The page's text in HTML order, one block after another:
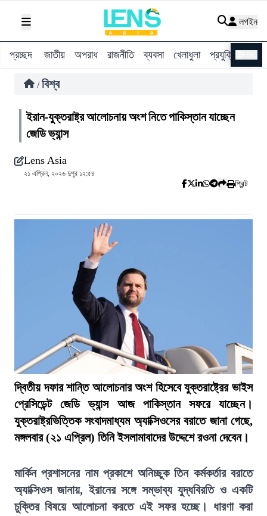
লগইন
প্রচ্ছদ জাতীয় অপরাধ রাজনীতি ব্যবসা খেলাধুলা প্রযুক্তি
/ বিশ্ব
ইরান-যুক্তরাষ্ট্র আলোচনায় অংশ নিতে পাকিস্তান যাচ্ছেন
জেডি ভ্যান্স
Lens Asia
২১ এপ্রিল, ২০২৬ দুপুর ১২:৫৪
প্রিন্ট
দ্বিতীয় দফার শান্তি আলোচনার অংশ হিসেবে যুক্তরাষ্ট্রের ভাইস
প্রেসিডেন্ট জেডি ভ্যান্স আজ পাকিস্তান সফরে যাচ্ছেন।
যুক্তরাষ্ট্রভিত্তিক সংবাদমাধ্যম অ্যাক্সিওসের বরাতে জানা গেছে,
মঙ্গলবার (২১ এপ্রিল) তিনি ইসলামাবাদের উদ্দেশে রওনা দেবেন।
মার্কিন প্রশাসনের নাম প্রকাশে অনিচ্ছুক তিন কর্মকর্তার বরাতে
অ্যাক্সিওস জানায়, ইরানের সঙ্গে সম্ভাব্য যুদ্ধবিরতি ও একটি
চুক্তির বিষয়ে আলোচনা করতে এই সফর হচ্ছে। ধারণা করা